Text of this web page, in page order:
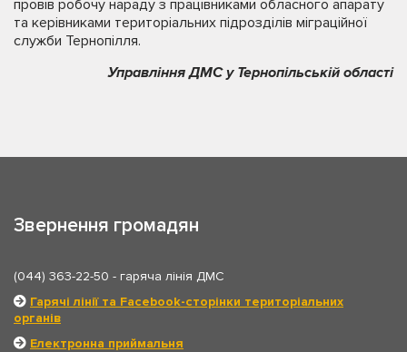
провів робочу нараду з працівниками обласного апарату
та керівниками територіальних підрозділів міграційної
служби Тернопілля.
Управління ДМС у Тернопільській області
Звернення громадян
(044) 363-22-50 - гаряча лінія ДМС
Гарячі лінії та Facebook-сторінки територіальних
органів
Електронна приймальня